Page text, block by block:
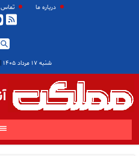
درباره ما تماس
شنبه ۱۷ مرداد ۱۴۰۵ |